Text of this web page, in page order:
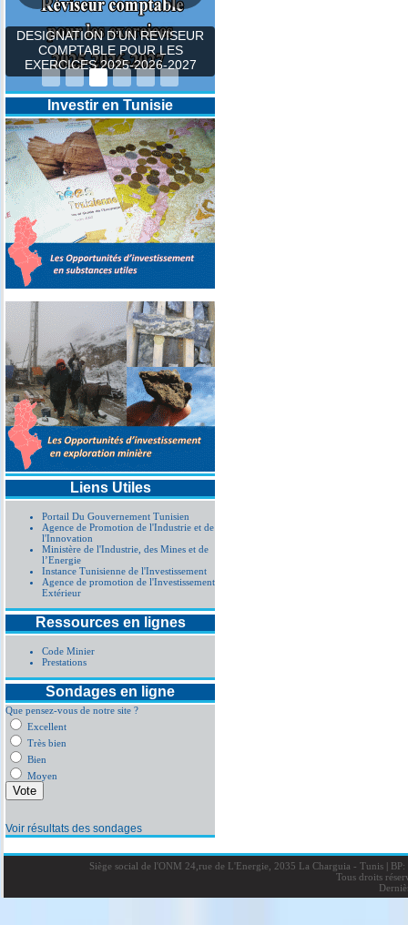
DESIGNATION D’UN REVISEUR
COMPTABLE POUR LES
EXERCICES 2025-2026-2027
Investir en Tunisie
Liens Utiles
Portail Du Gouvernement Tunisien
Agence de Promotion de l'Industrie et de
l'Innovation
Ministère de l'Industrie, des Mines et de
l’Energie
Instance Tunisienne de l'Investissement
Agence de promotion de l'Investissement
Extérieur
Ressources en lignes
Code Minier
Prestations
Sondages en ligne
Que pensez-vous de notre site ?
Excellent
Très bien
Bien
Moyen
Voir résultats des sondages
Siège social de l'ONM 24,rue de L'Energie, 2035 La Charguia - Tunis |BP:
Tous droits